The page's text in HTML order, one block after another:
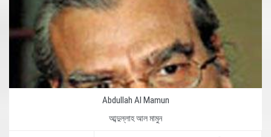
Abdullah Al Mamun
আব্দুল্লাহ আল মামুন